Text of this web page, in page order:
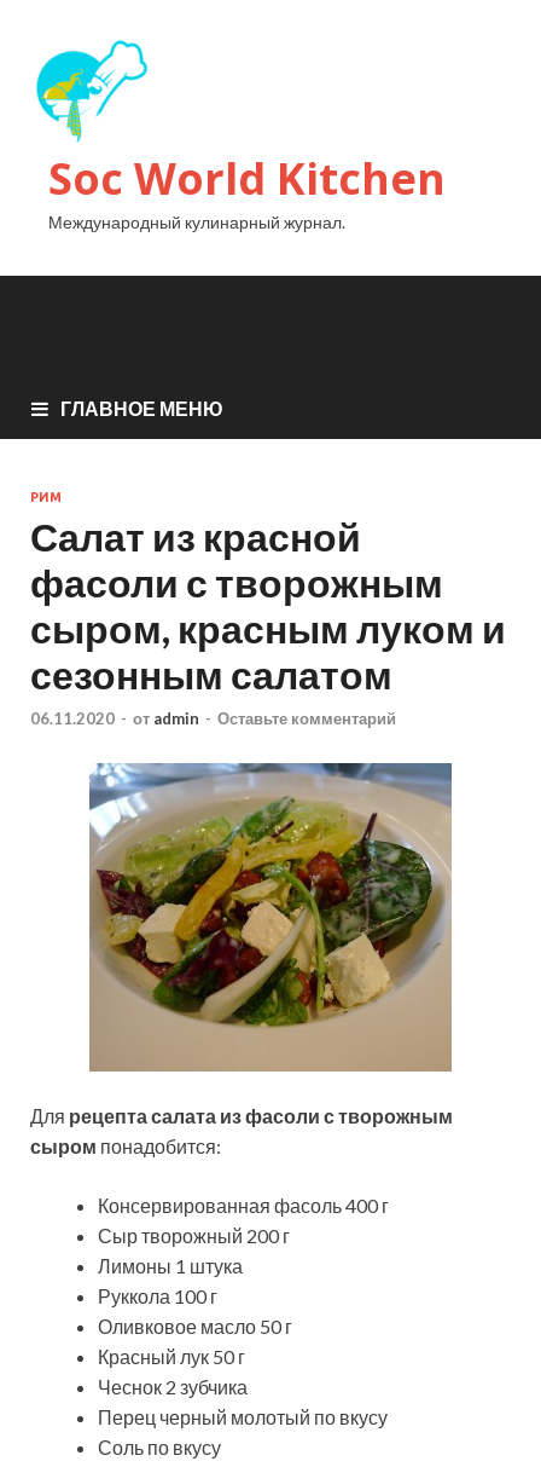
Soc World Kitchen
Международный кулинарный журнал.
ГЛАВНОЕ МЕНЮ
РИМ
Салат из красной
фасоли с творожным
сыром, красным луком и
сезонным салатом
06.11.2020 - от admin - Оставьте комментарий
Для рецепта салата из фасоли с творожным
сыром понадобится:
Консервированная фасоль 400 г
Сыр творожный 200 г
Лимоны 1 штука
Руккола 100 г
Оливковое масло 50 г
Красный лук 50 г
Чеснок 2 зубчика
Перец черный молотый по вкусу
Соль по вкусу